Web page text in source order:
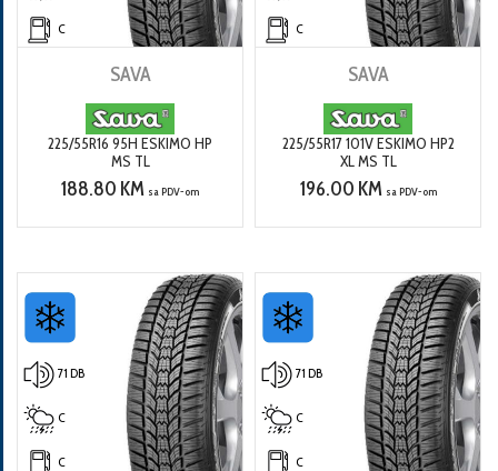
C
SAVA
225/55R16 95H ESKIMO HP
MS TL
188.80 KM sa PDV-om
C
SAVA
225/55R17 101V ESKIMO HP2
XL MS TL
196.00 KM sa PDV-om
71 DB
C
C
71 DB
C
C